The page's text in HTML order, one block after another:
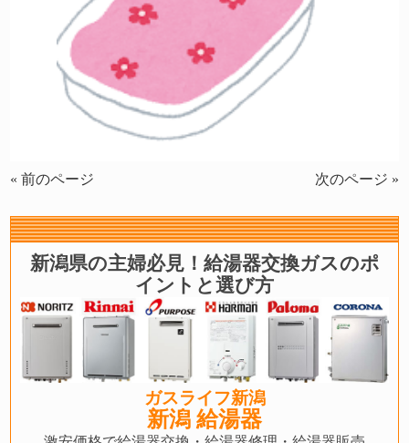
« 前のページ 次のページ »
新潟県の主婦必見！給湯器交換ガスのポ
イントと選び方
ガスライフ新潟
新潟 給湯器